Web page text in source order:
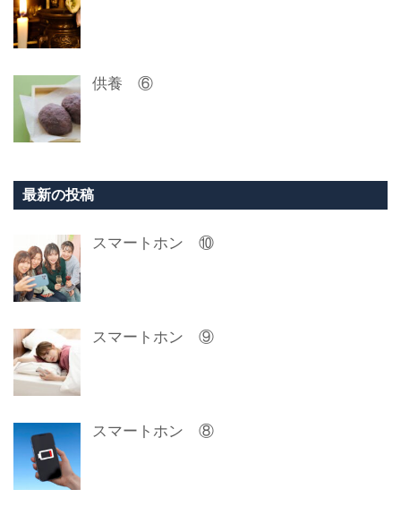
供養 ⑥
最新の投稿
スマートホン ⑩
スマートホン ⑨
スマートホン ⑧